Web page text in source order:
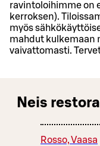
ravintoloihimme on
kerroksen).
myös
mahdut kulkemaan
vaivattomasti.
Neis
Rosso, Vaasa